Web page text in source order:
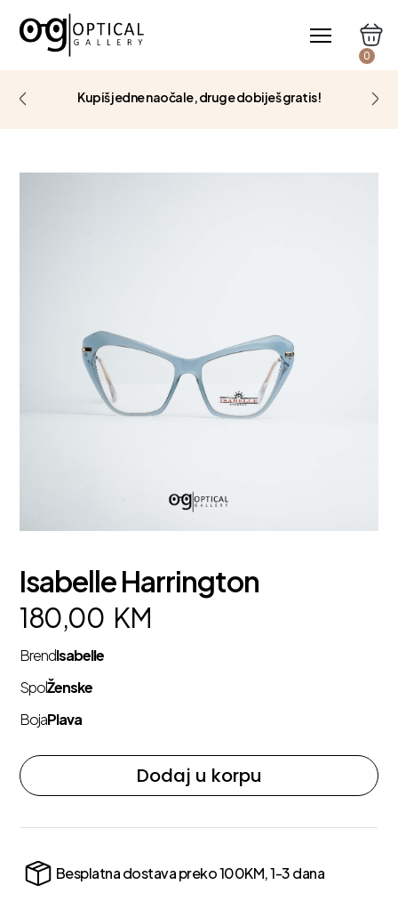
0
Kupiš jedne naočale, druge dobiješ gratis!
Isabelle Harrington
180,00 KM
BrendIsabelle
SpolŽenske
BojaPlava
Dodaj u korpu
Besplatna dostava preko 100KM, 1-3 dana